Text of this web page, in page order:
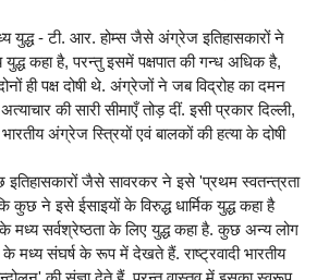
युद्ध - टी. आर. होम्स जैसे अंग्रेज इतिहासकारों ने
युद्ध कहा है, परन्तु इसमें पक्षपात की गन्ध अधिक है,
ही पक्ष दोषी थे. अंग्रेजों ने जब विद्रोह का दमन
की सारी सीमाएँ तोड़ दीं. इसी प्रकार दिल्ली,
अंग्रेज स्त्रियों एवं बालकों की हत्या के दोषी
जैसे सावरकर ने इसे 'प्रथम स्वतन्त्रता
कुछ ने इसे ईसाइयों के विरुद्ध धार्मिक युद्ध कहा है
मध्य सर्वश्रेष्ठता के लिए युद्ध कहा है. कुछ अन्य लोग
के मध्य संघर्ष के रूप में देखते हैं. राष्ट्रवादी भारतीय